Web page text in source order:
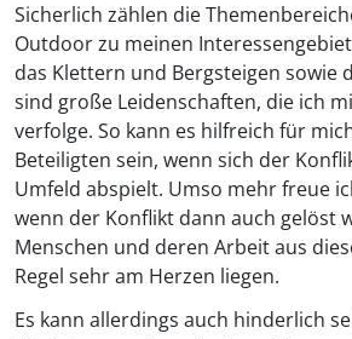
Sicherlich zählen die
Outdoor zu meinen
das Klettern und Bergsteigen sowie
sind große Leidenschaften, die ich
verfolge. So kann es hilfreich für
Beteiligten sein, wenn sich der
Umfeld abspielt. Umso mehr freue
wenn der Konflikt dann auch gelöst
Menschen und deren Arbeit aus
Regel sehr am Herzen liegen.
Es kann allerdings auch hinderlich